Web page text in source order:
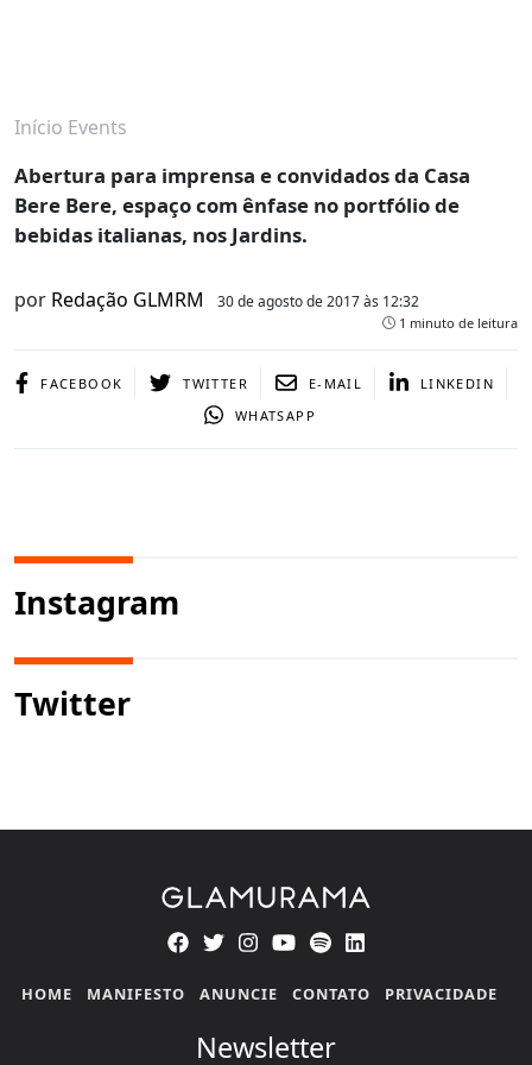
Início Events
Abertura para imprensa e convidados da Casa
Bere Bere, espaço com ênfase no portfólio de
bebidas italianas, nos Jardins.
por Redação GLMRM 30 de agosto de 2017 às 12:32
1 minuto de leitura
FACEBOOK TWITTER E-MAIL
LINKEDIN
WHATSAPP
Instagram
Twitter
HOME MANIFESTO ANUNCIE CONTATO PRIVACIDADE
Newsletter